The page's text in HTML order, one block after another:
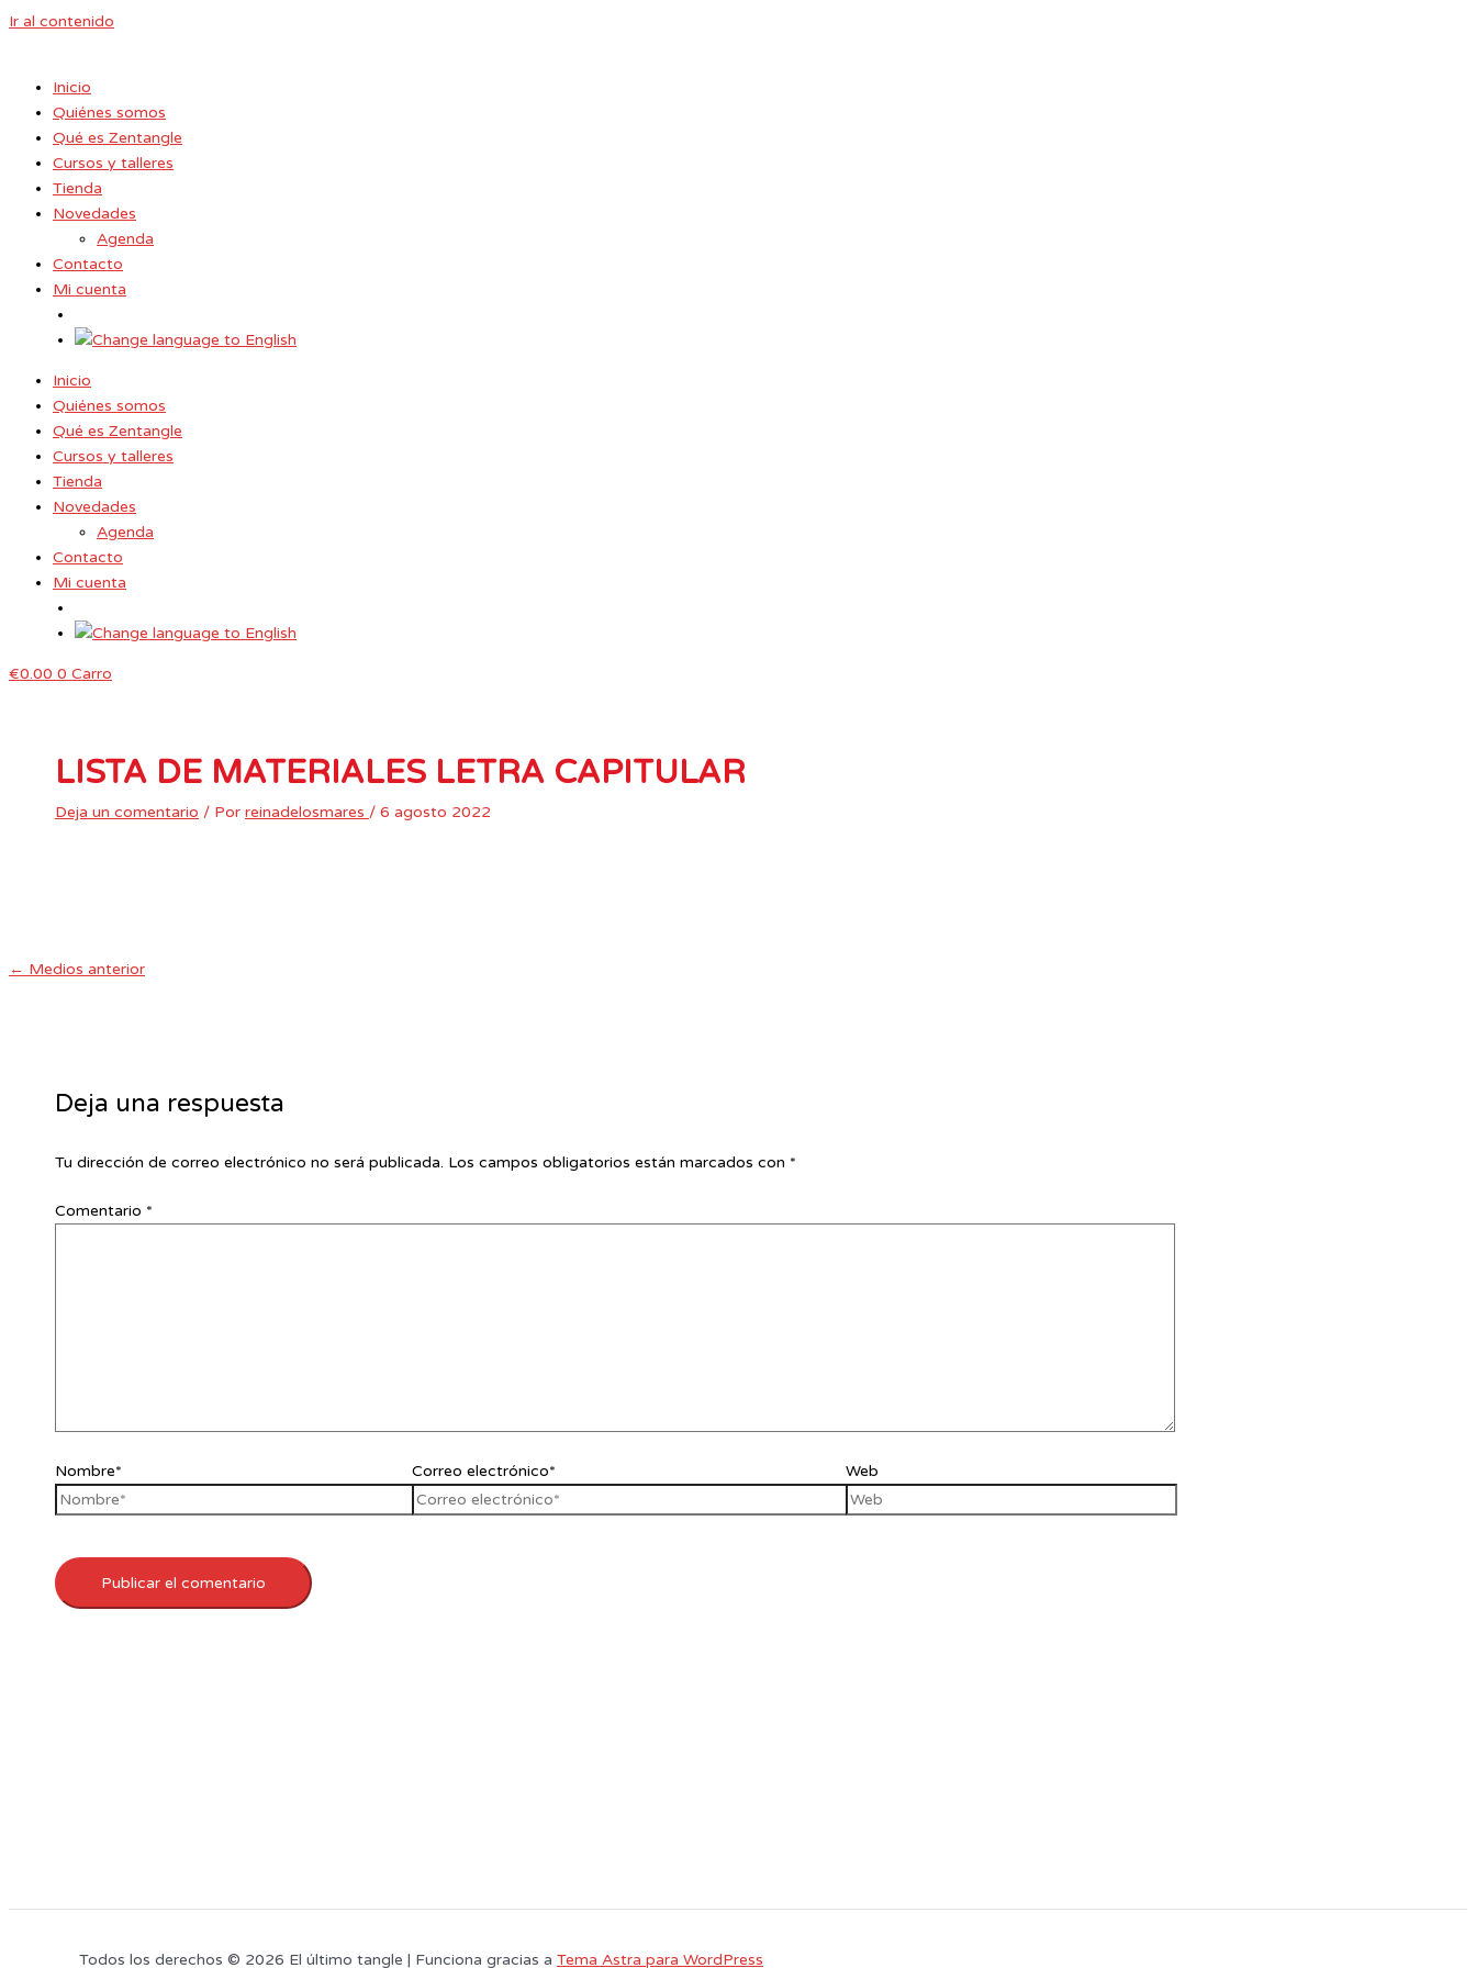
Ir al contenido
Inicio
Quiénes somos
Qué es Zentangle
Cursos y talleres
Tienda
Novedades
Agenda
Contacto
Mi cuenta
Inicio
Quiénes somos
Qué es Zentangle
Cursos y talleres
Tienda
Novedades
Agenda
Contacto
Mi cuenta
€0.00 0 Carro
LISTA DE MATERIALES LETRA CAPITULAR
Deja un comentario / Por reinadelosmares / 6 agosto 2022
← Medios anterior
Deja una respuesta
Tu dirección de correo electrónico no será publicada. Los campos obligatorios están marcados con *
Comentario *
Nombre* Correo electrónico* Web
Todos los derechos © 2026 El último tangle | Funciona gracias a Tema Astra para WordPress